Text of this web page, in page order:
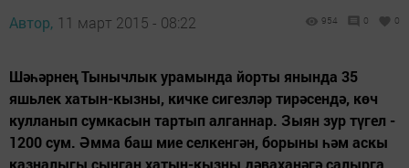
Автор, 11 март 2015 - 08:22 954 0 0
Шәһәрнең Тынычлык урамында йорты янында 35
яшьлек хатын-кызны, кичке сигезләр тирәсендә, көч
кулланып сумкасын тартып алганнар. Зыян зур түгел -
1200 сум. Әмма баш мие селкенгән, борыны һәм аскы
казналыгы сынган хатын-кызны дәваханәгә салырга